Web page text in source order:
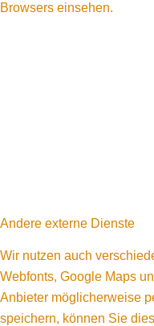
Browsers einsehen.
Andere externe Dienste
Wir nutzen auch
Webfonts, Google Maps
Anbieter möglicherweise
speichern, können Sie